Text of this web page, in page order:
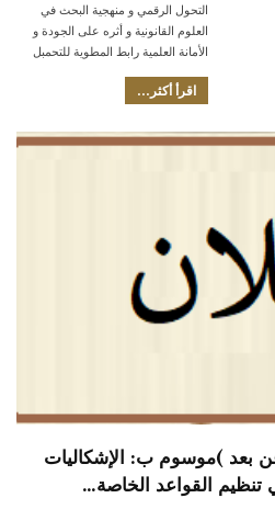
التحول الرقمي و منهجية البحث في
العلوم القانونية و أثره على الجودة و
الأمانة العلمية رابط المطوية للتحمبل
اقرأ أكثر...
)موسوم ب: الإشكاليات
تنظيم القواعد الخاصة…